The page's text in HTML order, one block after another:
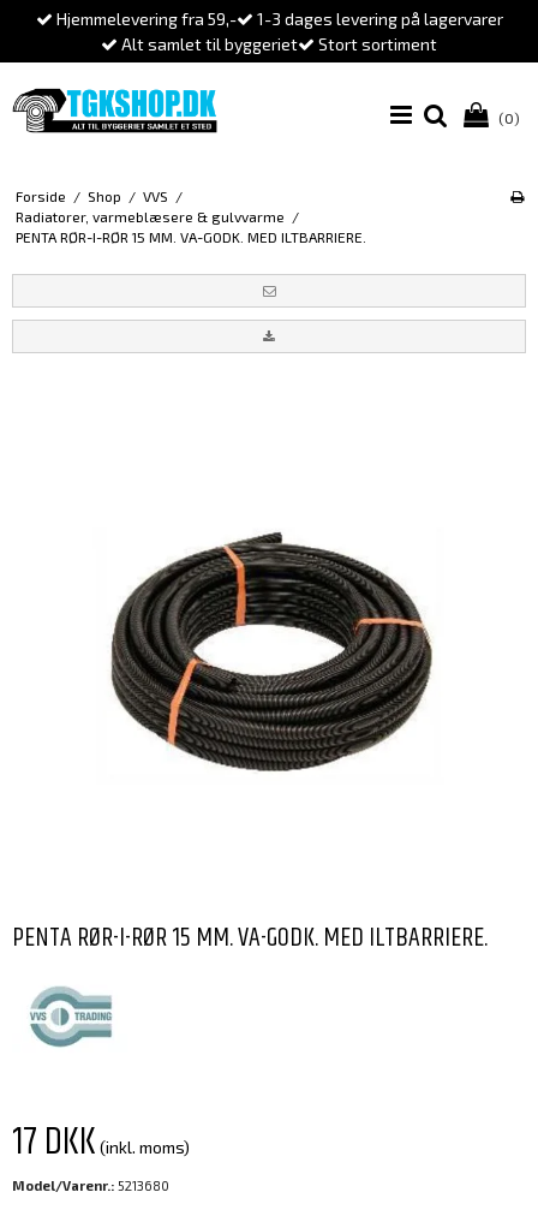
Hjemmelevering fra 59,-
1-3 dages levering på lagervarer
Alt samlet til byggeriet
Stort sortiment
(0)
Forside / Shop / VVS /
Radiatorer, varmeblæsere & gulvvarme /
PENTA RØR-I-RØR 15 MM. VA-GODK. MED ILTBARRIERE.
PENTA RØR-I-RØR 15 MM. VA-GODK. MED ILTBARRIERE.
17 DKK (inkl. moms)
Model/Varenr.: 5213680